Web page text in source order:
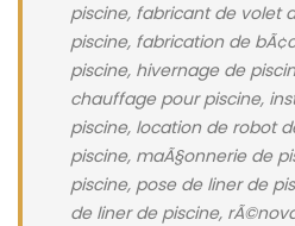
piscine, fabricant de volet
piscine, fabrication de
piscine, hivernage de
chauffage pour piscine,
piscine, location de robot
piscine, maÃ§onnerie de
piscine, pose de liner de
de liner de piscine,